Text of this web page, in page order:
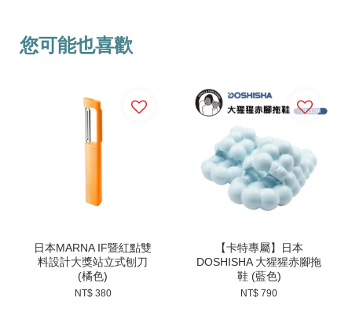
您可能也喜歡
日本MARNA IF暨紅點雙
料設計大獎站立式刨刀
(橘色)
NT$ 380
【卡特專屬】日本
DOSHISHA 大猩猩赤腳拖
鞋 (藍色)
NT$ 790